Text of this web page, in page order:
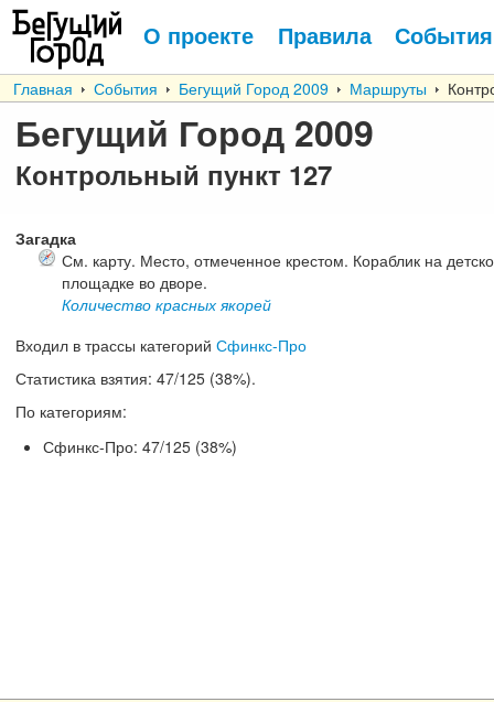
О проекте Правила События
Главная События Бегущий Город 2009 Маршруты
Бегущий Город 2009
Контрольный пункт 127
Загадка
См. карту. Место, отмеченное крестом. Кораблик на
площадке во дворе.
Количество красных якорей
Входил в трассы категорий Сфинкс-Про
Статистика взятия: 47/125 (38%).
По категориям:
Сфинкс-Про: 47/125 (38%)